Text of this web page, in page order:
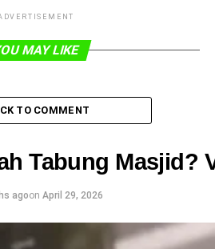
MAY LIKE
TO COMMENT
Tabung Masjid?
agoon April 29, 2026